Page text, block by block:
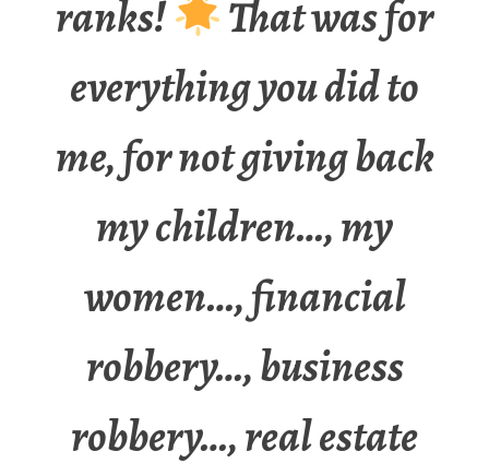
ranks!
That was for
everything you did to
me, for not giving back
my children…, my
women…, financial
robbery…, business
robbery…, real estate